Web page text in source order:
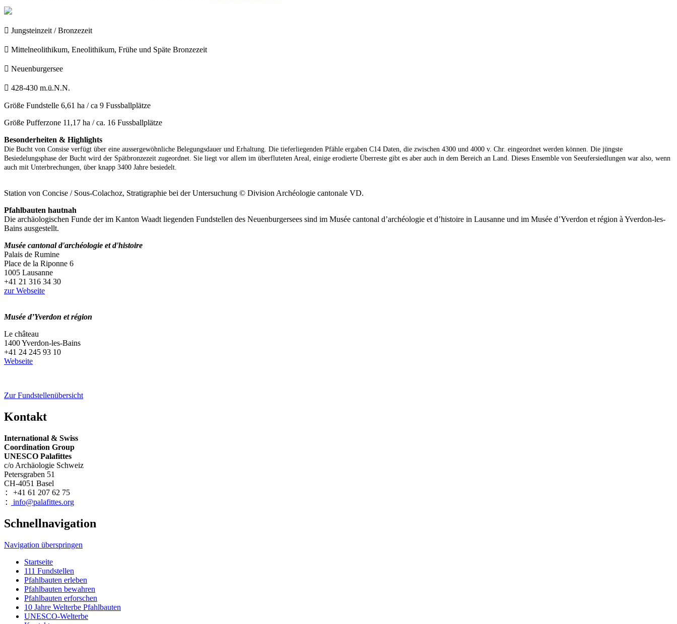
 Jungsteinzeit / Bronzezeit
 Mittelneolithikum, Eneolithikum, Frühe und Späte Bronzezeit
 Neuenburgersee
 428-430 m.ü.N.N.
Größe Fundstelle 6,61 ha / ca 9 Fussballplätze
Größe Pufferzone 11,17 ha / ca. 16 Fussballplätze
Besonderheiten & Highlights
Die Bucht von Consise verfügt über eine aussergewöhnliche Belegungsdauer und Erhaltung. Die tieferliegenden Pfähle ergaben C14 Daten, die zwischen 4300 und 4000 v. Chr. eingeordnet werden können. Die jüngste
Besiedelungsphase der Bucht wird der Spätbronzezeit zugeordnet. Sie liegt vor allem im überfluteten Areal, einige erodierte Überreste gibt es aber auch in dem Bereich an Land. Dieses Ensemble von Seeufersiedlungen war also, wenn
auch mit Unterbrechungen, über knapp 3400 Jahre besiedelt.
Station von Concise / Sous-Colachoz, Stratigraphie bei der Untersuchung © Division Archéologie cantonale VD.
Pfahlbauten hautnah
Die archäologischen Funde der im Kanton Waadt liegenden Fundstellen des Neuenburgersees sind im Musée cantonal d’archéologie et d’histoire in Lausanne und im Musée d’Yverdon et région à Yverdon-les-
Bains ausgestellt.
Musée cantonal d'archéologie et d'histoire
Palais de Rumine
Place de la Riponne 6
1005 Lausanne
+41 21 316 34 30
zur Webseite
Musée d’Yverdon et région
Le château
1400 Yverdon-les-Bains
+41 24 245 93 10
Webseite
Zur Fundstellenübersicht
Kontakt
International & Swiss
Coordination Group
UNESCO Palafittes
c/o Archäologie Schweiz
Petersgraben 51
CH-4051 Basel
: +41 61 207 62 75
: info@palafittes.org
Schnellnavigation
Navigation überspringen
Startseite
111 Fundstellen
Pfahlbauten erleben
Pfahlbauten bewahren
Pfahlbauten erforschen
10 Jahre Welterbe Pfahlbauten
UNESCO-Welterbe